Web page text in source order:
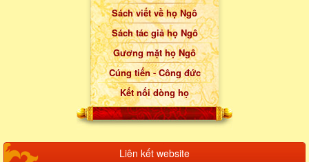
Sách viết về họ Ngô
Sách tác giả họ Ngô
Gương mặt họ Ngô
Cúng tiến - Công đức
Kết nối dòng họ
Liên kết website